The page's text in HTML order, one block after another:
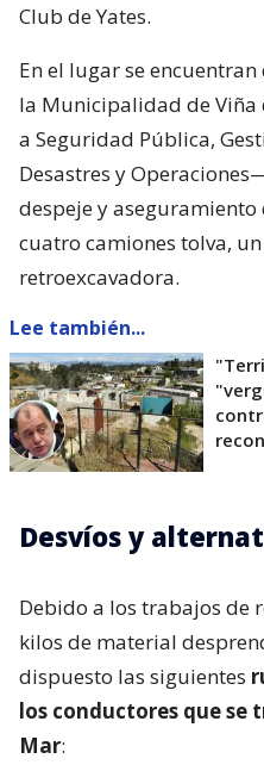
Club de Yates.
En el lugar se
la Municipalidad de
a Seguridad Pública,
Desastres y
despeje y
cuatro camiones tolva,
retroexcavadora.
Lee también...
Desvíos y
Debido a los trabajos de
kilos de material
dispuesto las siguientes
los conductores que se
Mar: